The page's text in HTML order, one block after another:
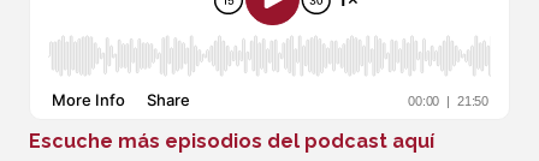
Escuche más episodios del podcast aquí